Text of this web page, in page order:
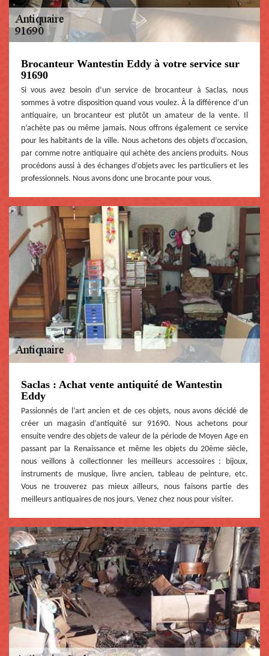
Brocanteur Wantestin Eddy à votre service sur
91690
Si vous avez besoin d’un service de brocanteur à Saclas, nous
sommes à votre disposition quand vous voulez. À la différence d’un
antiquaire, un brocanteur est plutôt un amateur de la vente. Il
n’achète pas ou même jamais. Nous offrons également ce service
pour les habitants de la ville. Nous achetons des objets d’occasion,
par comme notre antiquaire qui achète des anciens produits. Nous
procédons aussi à des échanges d’objets avec les particuliers et les
professionnels. Nous avons donc une brocante pour vous.
Saclas : Achat vente antiquité de Wantestin
Eddy
Passionnés de l’art ancien et de ces objets, nous avons décidé de
créer un magasin d’antiquité sur 91690. Nous achetons pour
ensuite vendre des objets de valeur de la période de Moyen Age en
passant par la Renaissance et même les objets du 20ème siècle,
nous veillons à collectionner les meilleurs accessoires : bijoux,
instruments de musique, livre ancien, tableau de peinture, etc.
Vous ne trouverez pas mieux ailleurs, nous faisons partie des
meilleurs antiquaires de nos jours. Venez chez nous pour visiter.